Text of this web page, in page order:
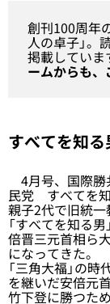
創刊100周年
人の卓子」。
掲載していま
ームからも、
すべてを知る
4月号、国際勝
民党 すべてを
親子2代で旧統
「すべてを知る
倍晋三元首相ら
になってきた。
「三角大福」の
を継いだ安倍元
竹下登に勝つた